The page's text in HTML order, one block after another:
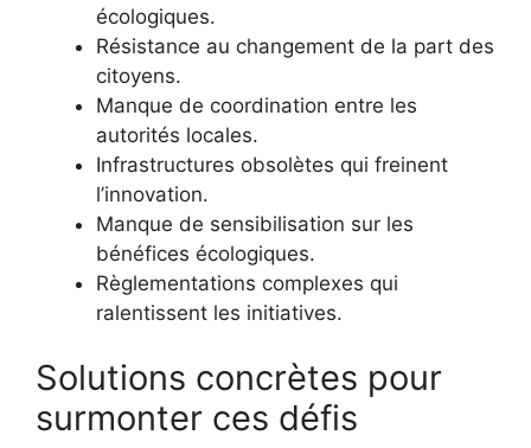
écologiques.
Résistance au changement de la part des
citoyens.
Manque de coordination entre les
autorités locales.
Infrastructures obsolètes qui freinent
l’innovation.
Manque de sensibilisation sur les
bénéfices écologiques.
Règlementations complexes qui
ralentissent les initiatives.
Solutions concrètes pour
surmonter ces défis